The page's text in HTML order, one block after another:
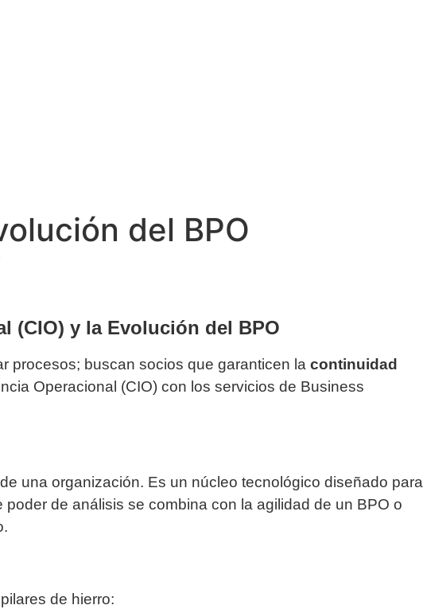
del BPO
(CIO) y la Evolución del BPO
procesos; buscan socios que garanticen la continuidad
Operacional (CIO) con los servicios de Business
una organización. Es un núcleo tecnológico diseñado para
de análisis se combina con la agilidad de un BPO o
de hierro: